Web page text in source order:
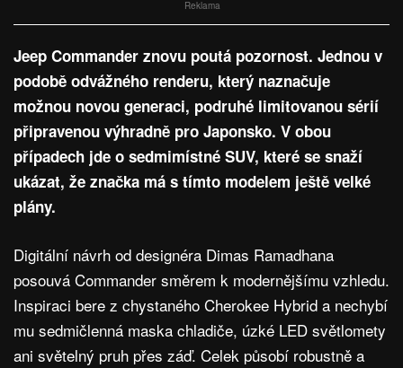
Reklama
Jeep Commander znovu poutá pozornost. Jednou v
podobě odvážného renderu, který naznačuje
možnou novou generaci, podruhé limitovanou sérií
připravenou výhradně pro Japonsko. V obou
případech jde o sedmimístné SUV, které se snaží
ukázat, že značka má s tímto modelem ještě velké
plány.
Digitální návrh od designéra Dimas Ramadhana
posouvá Commander směrem k modernějšímu vzhledu.
Inspiraci bere z chystaného Cherokee Hybrid a nechybí
mu sedmičlenná maska chladiče, úzké LED světlomety
ani světelný pruh přes záď. Celek působí robustně a